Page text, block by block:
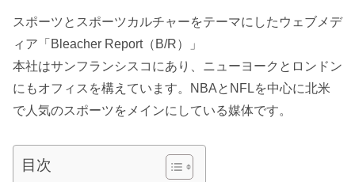
スポーツとスポーツカルチャーをテーマにしたウェブメデ
ィア「Bleacher Report（B/R）」
本社はサンフランシスコにあり、ニューヨークとロンドン
にもオフィスを構えています。NBAとNFLを中心に北米
で人気のスポーツをメインにしている媒体です。
目次